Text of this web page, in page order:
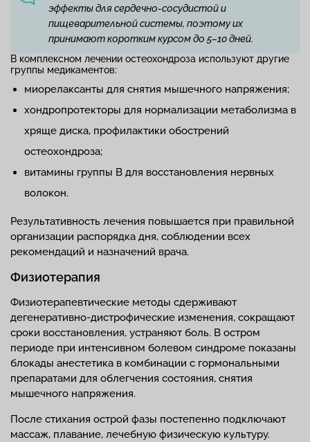
эффекты для сердечно-сосудистой и
пищеварительной системы, поэтому их
принимают коротким курсом до 5–10 дней.
В комплексном лечении остеохондроза используют другие
группы медикаментов:
миорелаксанты для снятия мышечного напряжения;
хондропротекторы для нормализации метаболизма в
хряще диска, профилактики обострений
остеохондроза;
витамины группы В для восстановления нервных
волокон.
Результативность лечения повышается при правильной
организации распорядка дня, соблюдении всех
рекомендаций и назначений врача.
Физиотерапия
Физиотерапевтические методы сдерживают
дегенеративно-дистрофические изменения, сокращают
сроки восстановления, устраняют боль. В остром
периоде при интенсивном болевом синдроме показаны
блокады анестетика в комбинации с гормональными
препаратами для облегчения состояния, снятия
мышечного напряжения.
После стихания острой фазы постепенно подключают
массаж, плавание, лечебную физическую культуру.